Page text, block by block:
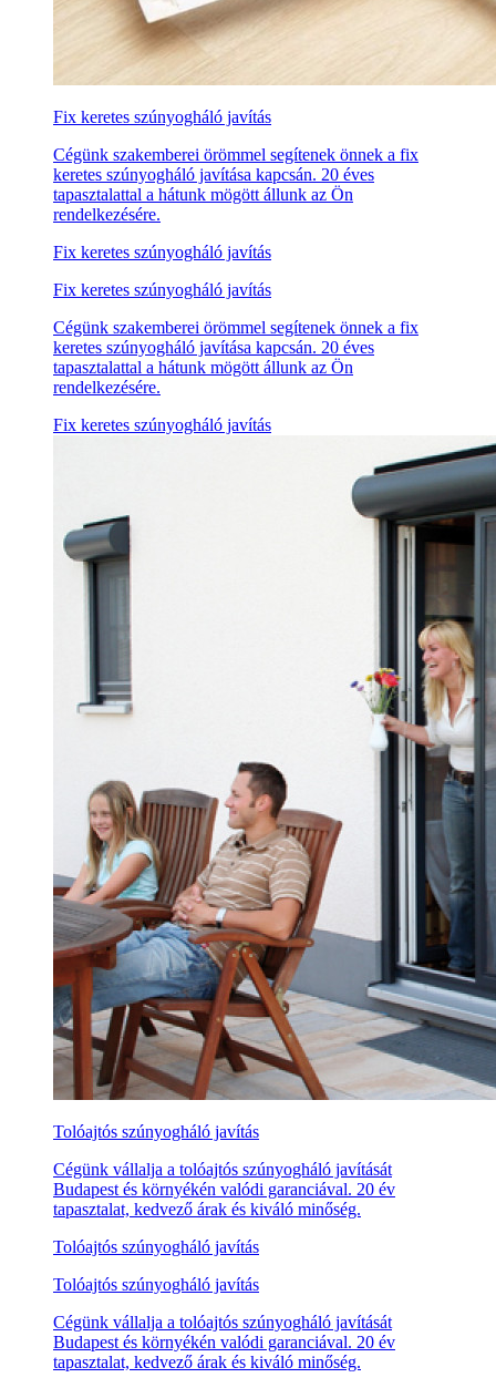
Fix keretes szúnyogháló javítás
Cégünk szakemberei örömmel segítenek önnek a fix
keretes szúnyogháló javítása kapcsán. 20 éves
tapasztalattal a hátunk mögött állunk az Ön
rendelkezésére.
Fix keretes szúnyogháló javítás
Fix keretes szúnyogháló javítás
Cégünk szakemberei örömmel segítenek önnek a fix
keretes szúnyogháló javítása kapcsán. 20 éves
tapasztalattal a hátunk mögött állunk az Ön
rendelkezésére.
Fix keretes szúnyogháló javítás
Tolóajtós szúnyogháló javítás
Cégünk vállalja a tolóajtós szúnyogháló javítását
Budapest és környékén valódi garanciával. 20 év
tapasztalat, kedvező árak és kiváló minőség.
Tolóajtós szúnyogháló javítás
Tolóajtós szúnyogháló javítás
Cégünk vállalja a tolóajtós szúnyogháló javítását
Budapest és környékén valódi garanciával. 20 év
tapasztalat, kedvező árak és kiváló minőség.